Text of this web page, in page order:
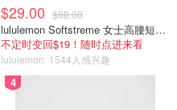
$29.00 $88.00
lululemon Softstreme 女士高腰短裤 10cm
不定时变回$19！随时点进来看
lululemon 1544人感兴趣
4